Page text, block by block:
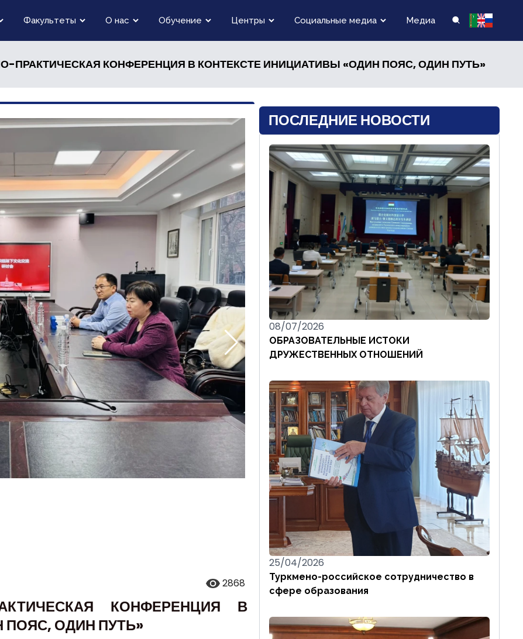
Факультеты О нас Обучение Центры Социальные медиа Медиа
ПРАКТИЧЕСКАЯ КОНФЕРЕНЦИЯ В КОНТЕКСТЕ ИНИЦИАТИВЫ «ОДИН ПОЯС, ОДИН ПУТЬ»
2868
КОНФЕРЕНЦИЯ В
ОДИН ПУТЬ»
ПОСЛЕДНИЕ НОВОСТИ
08/07/2026
ОБРАЗОВАТЕЛЬНЫЕ ИСТОКИ
ДРУЖЕСТВЕННЫХ ОТНОШЕНИЙ
25/04/2026
Туркмено-российское сотрудничество в
сфере образования